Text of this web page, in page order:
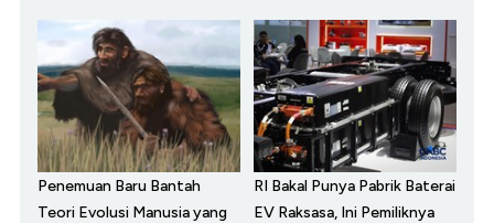
Penemuan Baru Bantah
Teori Evolusi Manusia yang
RI Bakal Punya Pabrik Baterai
EV Raksasa, Ini Pemiliknya